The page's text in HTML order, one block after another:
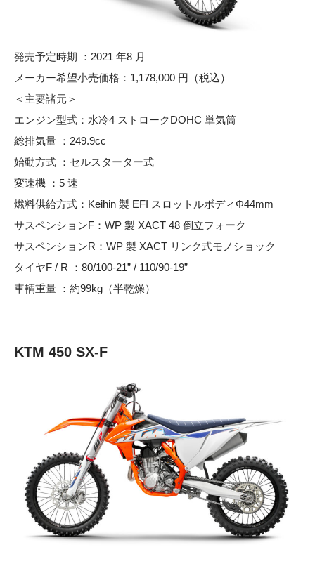
発売予定時期 ：2021 年8 月
メーカー希望小売価格：1,178,000 円（税込）
＜主要諸元＞
エンジン型式：水冷4 ストロークDOHC 単気筒
総排気量 ：249.9cc
始動方式 ：セルスターター式
変速機 ：5 速
燃料供給方式：Keihin 製 EFI スロットルボディΦ44mm
サスペンションF：WP 製 XACT 48 倒立フォーク
サスペンションR：WP 製 XACT リンク式モノショック
タイヤF / R ：80/100-21” / 110/90-19”
車輌重量 ：約99kg（半乾燥）
KTM 450 SX-F